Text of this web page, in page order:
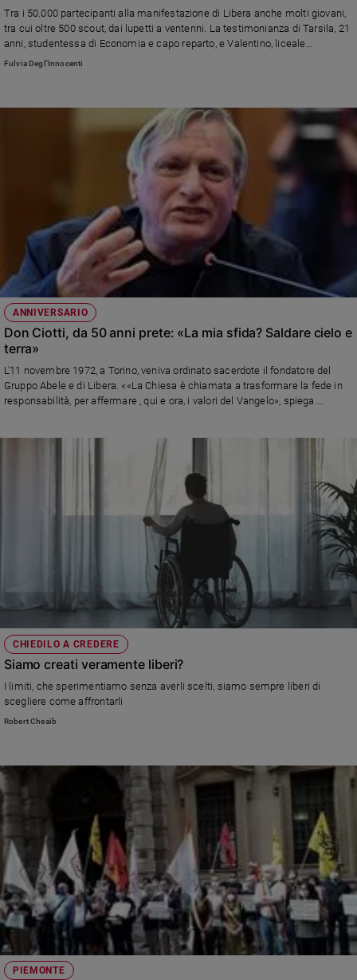
Tra i 50.000 partecipanti alla manifestazione di Libera anche molti giovani,
tra cui oltre 500 scout, dai lupetti a ventenni. La testimonianza di Tarsila, 21
anni, studentessa di Economia e capo reparto, e Valentino, liceale
diciottenne: "Tutti noi dobbiamo fare la nostra parte per una cultura della
Fulvia Degl'Innocenti
ANNIVERSARIO
Don Ciotti, da 50 anni prete: «La mia sfida? Saldare cielo e
terra»
L'11 novembre 1972, a Torino, veniva ordinato sacerdote il fondatore del
Gruppo Abele e di Libera. ««La Chiesa è chiamata a trasformare la fede in
responsabilità, per affermare , qui e ora, i valori del Vangelo», spiega.
CHIEDILO A CREDERE
Siamo creati veramente liberi?
I limiti, che sperimentiamo senza averli scelti, siamo sempre liberi di
scegliere come affrontarli
Robert Cheaib
PIEMONTE